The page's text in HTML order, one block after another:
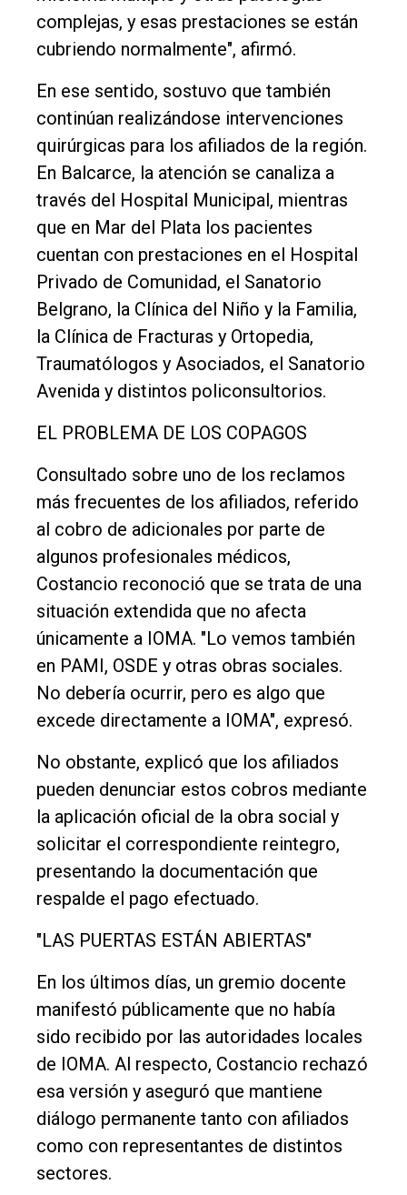
complejas, y esas prestaciones se están
cubriendo normalmente", afirmó.
En ese sentido, sostuvo que también
continúan realizándose intervenciones
quirúrgicas para los afiliados de la región.
En Balcarce, la atención se canaliza a
través del Hospital Municipal, mientras
que en Mar del Plata los pacientes
cuentan con prestaciones en el Hospital
Privado de Comunidad, el Sanatorio
Belgrano, la Clínica del Niño y la Familia,
la Clínica de Fracturas y Ortopedia,
Traumatólogos y Asociados, el Sanatorio
Avenida y distintos policonsultorios.
EL PROBLEMA DE LOS COPAGOS
Consultado sobre uno de los reclamos
más frecuentes de los afiliados, referido
al cobro de adicionales por parte de
algunos profesionales médicos,
Costancio reconoció que se trata de una
situación extendida que no afecta
únicamente a IOMA. "Lo vemos también
en PAMI, OSDE y otras obras sociales.
No debería ocurrir, pero es algo que
excede directamente a IOMA", expresó.
No obstante, explicó que los afiliados
pueden denunciar estos cobros mediante
la aplicación oficial de la obra social y
solicitar el correspondiente reintegro,
presentando la documentación que
respalde el pago efectuado.
"LAS PUERTAS ESTÁN ABIERTAS"
En los últimos días, un gremio docente
manifestó públicamente que no había
sido recibido por las autoridades locales
de IOMA. Al respecto, Costancio rechazó
esa versión y aseguró que mantiene
diálogo permanente tanto con afiliados
como con representantes de distintos
sectores.